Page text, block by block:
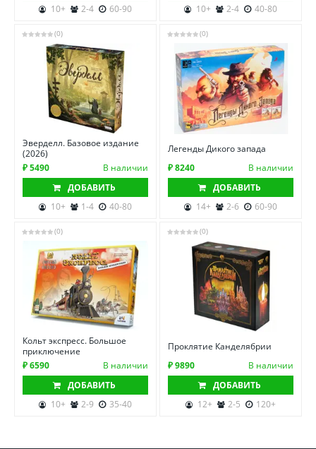
10+
2-4 60-90
10+
2-4 40-80
(0)
Эверделл. Базовое издание
(2026)
₽ 5490
В наличии
ДОБАВИТЬ
10+
1-4 40-80
(0)
Легенды Дикого запада
₽ 8240
В наличии
ДОБАВИТЬ
14+
2-6 60-90
(0)
Кольт экспресс. Большое
приключение
₽ 6590
В наличии
ДОБАВИТЬ
10+
2-9 35-40
(0)
Проклятие Канделябрии
₽ 9890
В наличии
ДОБАВИТЬ
12+
2-5 120+